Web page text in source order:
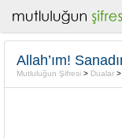
Mutluluğun Şifresi > Dualar >